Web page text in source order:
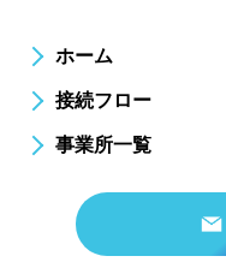
ホーム
接続フロー
事業所一覧